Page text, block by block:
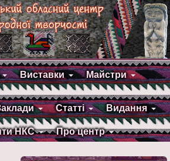
Виставки Майстри
Статті Видання
НКС Про центр